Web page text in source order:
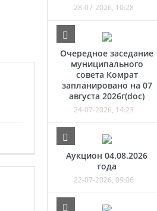
28-07-2026, 10:28
Очередное заседание
муниципального
совета Комрат
запланировано на 07
августа 2026г(doc)
24-07-2026, 14:23
Аукцион 04.08.2026
года
22-07-2026, 09:06